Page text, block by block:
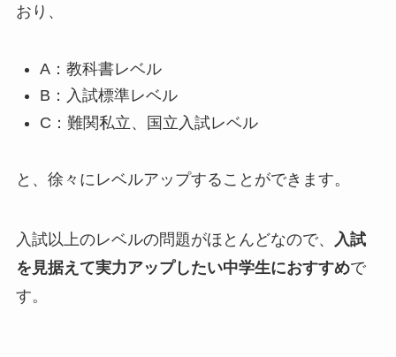
おり、
A：教科書レベル
B：入試標準レベル
C：難関私立、国立入試レベル
と、徐々にレベルアップすることができます。
入試以上のレベルの問題がほとんどなので、
入試
を見据えて実力アップしたい中学生におすすめで
す。